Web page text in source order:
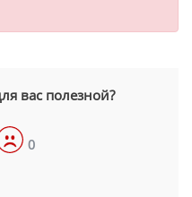
вас полезной?
0